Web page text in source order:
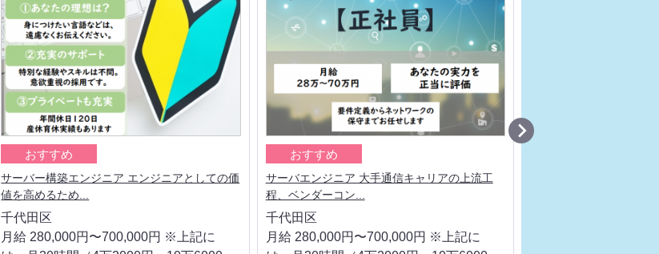
おすすめ
サーバー構築エンジニア エンジニアとしての価
値を高めるため...
千代田区
月給 280,000円〜700,000円 ※上記に
おすすめ
サーバエンジニア 大手通信キャリアの上流工
程、ベンダーコン...
千代田区
月給 280,000円〜700,000円 ※上記に
